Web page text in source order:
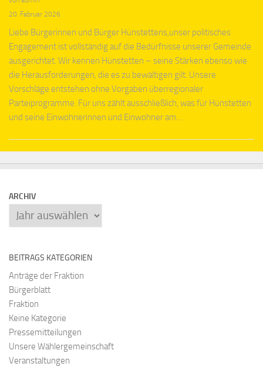
20. Februar 2026
Liebe Bürgerinnen und Bürger Hünstettens,unser politisches
Engagement ist vollständig auf die Bedürfnisse unserer Gemeinde
ausgerichtet. Wir kennen Hünstetten – seine Stärken ebenso wie
die Herausforderungen, die es zu bewältigen gilt. Unsere
Vorschläge entstehen ohne Vorgaben überregionaler
Parteiprogramme. Für uns zählt ausschließlich, was für Hünstetten
und seine Einwohnerinnen und Einwohner am...
ARCHIV
Archiv
BEITRAGS KATEGORIEN
Anträge der Fraktion
Bürgerblatt
Fraktion
Keine Kategorie
Pressemitteilungen
Unsere Wählergemeinschaft
Veranstaltungen